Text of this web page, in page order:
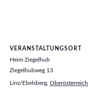
VERANSTALTUNGSORT
Heim Ziegelhub
Ziegelhubweg 13
Linz/Ebelsberg Oberösterreich